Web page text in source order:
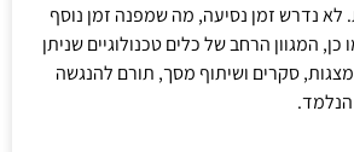
נדרש זמן נסיעה, מה שמפנה זמן נוסף
המגוון הרחב של כלים טכנולוגיים שניתן
מצגות, סקרים ושיתוף מסך, תורם להנגשה